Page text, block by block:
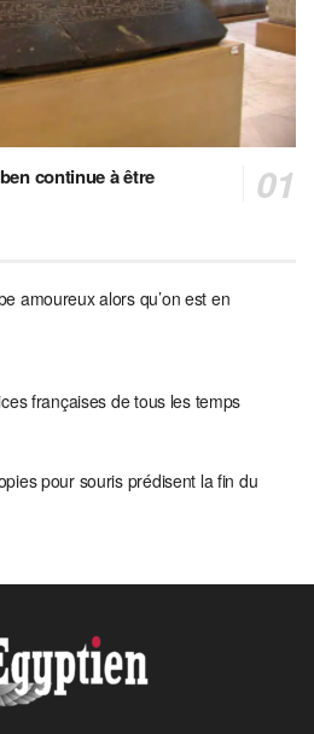
continue à être
amoureux alors qu’on est en
françaises de tous les temps
pour souris prédisent la fin du